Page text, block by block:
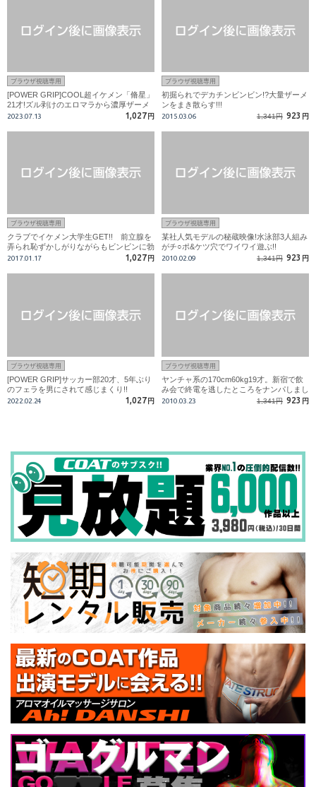
ブラウザ視聴専用
[POWER GRIP]COOL超イケメン「脩星」
21才!ズル剥けのエロマラから濃厚ザーメ
ンぶっ放す!!
2023.07.13 1,027 円
ブラウザ視聴専用
初掘られでデカチンビンビン!?大量ザーメ
ンをまき散らす!!!
2015.03.06 1,341円 923 円
ブラウザ視聴専用
クラブでイケメン大学生GET!! 前立腺を
弄られ恥ずかしがりながらもビンビンに勃
起!!
2017.01.17 1,027 円
ブラウザ視聴専用
某社人気モデルの秘蔵映像!水泳部3人組み
がチ○ポ&ケツ穴でワイワイ遊ぶ!!
2010.02.09 1,341円 923 円
ブラウザ視聴専用
[POWER GRIP]サッカー部20才、5年ぶり
のフェラを男にされて感じまくり!!
2022.02.24 1,027 円
ブラウザ視聴専用
ヤンチャ系の170cm60kg19才。新宿で飲
み会で終電を逃したところをナンパしまし
た!
2010.03.23 1,341円 923 円